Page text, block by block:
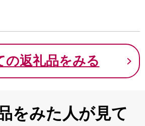
の返礼品をみる
をみた人が見て